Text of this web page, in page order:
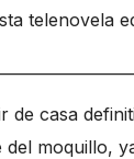
telenovela
de casa
del moquillo,